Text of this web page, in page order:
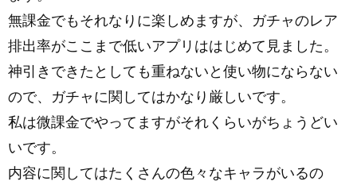
無課金でもそれなりに楽しめますが、ガチャのレア
排出率がここまで低いアプリははじめて見ました。
神引きできたとしても重ねないと使い物にならない
ので、ガチャに関してはかなり厳しいです。
私は微課金でやってますがそれくらいがちょうどい
いです。
内容に関してはたくさんの色々なキャラがいるの